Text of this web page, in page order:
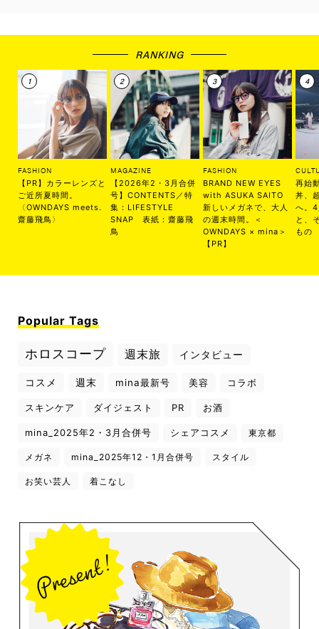
RANKING
FASHION
【PR】カラーレンズと
ご近所夏時間。
〈OWNDAYS meets.
齋藤飛鳥〉
MAGAZINE
【2026年2・3月合併
号】CONTENTS／特
集：LIFESTYLE
SNAP 表紙：齋藤飛
鳥
FASHION
BRAND NEW EYES
with ASUKA SAITO
新しいメガネで、大人
の週末時間。＜
OWNDAYS × mina＞
【PR】
再始
丼、
へ。
と、
もの
Popular Tags
ホロスコープ 週末旅 インタビュー
コスメ 週末 mina最新号 美容 コラボ
スキンケア ダイジェスト PR お酒
mina_2025年2・3月合併号 シェアコスメ 東京都
メガネ mina_2025年12・1月合併号 スタイル
お笑い芸人 着こなし